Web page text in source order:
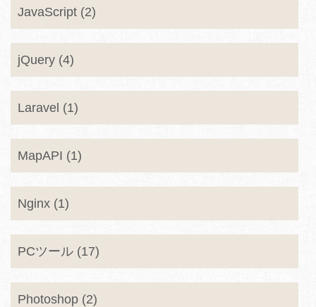
JavaScript (2)
jQuery (4)
Laravel (1)
MapAPI (1)
Nginx (1)
PCツール (17)
Photoshop (2)